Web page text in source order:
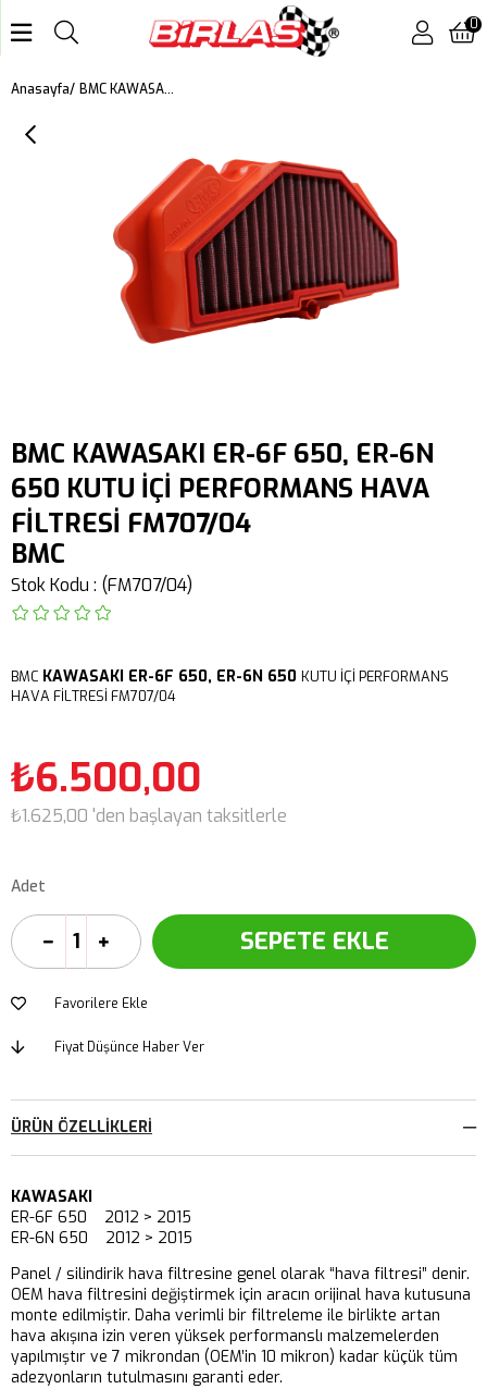
0
Anasayfa BMC KAWASAKI ER-6F 650, ER-6N 650 KUTU İÇİ PERFORMANS HAVA FİLTRESİ FM707/04
BMC KAWASAKI ER-6F 650, ER-6N
650 KUTU İÇİ PERFORMANS HAVA
FİLTRESİ FM707/04
BMC
Stok Kodu (FM707/04)
BMC KAWASAKI ER-6F 650, ER-6N 650 KUTU İÇİ PERFORMANS
HAVA FİLTRESİ FM707/04
₺6.500,00
₺1.625,00 'den başlayan taksitlerle
Adet
Favorilere Ekle
Fiyat Düşünce Haber Ver
ÜRÜN ÖZELLIKLERI
KAWASAKI
ER-6F 650 2012 > 2015
ER-6N 650 2012 > 2015
Panel / silindirik hava filtresine genel olarak “hava filtresi” denir.
OEM hava filtresini değiştirmek için aracın orijinal hava kutusuna
monte edilmiştir. Daha verimli bir filtreleme ile birlikte artan
hava akışına izin veren yüksek performanslı malzemelerden
yapılmıştır ve 7 mikrondan (OEM’in 10 mikron) kadar küçük tüm
adezyonların tutulmasını garanti eder.